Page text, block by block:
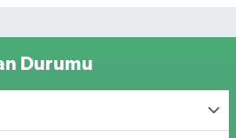
Durumu